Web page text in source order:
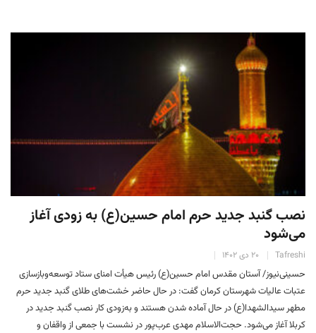
نصب گنبد جدید حرم امام حسین(ع) به زودی آغاز
می‌شود
Tafreshi ۲۰ دی ۱۴۰۲
حسینی‌نیوز/ آستان مقدس امام حسین(ع) رئیس هیأت امنای ستاد توسعه‌وبازسازی
عتبات عالیات شهرستان کرمان گفت: در حال حاضر خشت‌های طلای گنبد جدید حرم
مطهر سیدالشهدا(ع) در حال آماده شدن هستند و به‌زودی کار نصب گنبد جدید در
کربلا آغاز می‌شود. حجت‌الاسلام مهدی عرب‌پور در نشست با جمعی از واقفان و